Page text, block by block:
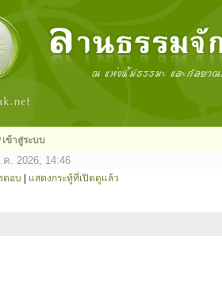
เข้าสู่ระบบ
. 2026, 14:46
ตอบ แสดงกระทู้ที่เปิดดูแล้ว